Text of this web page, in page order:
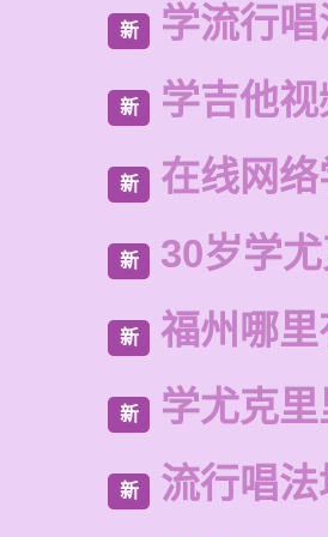
新 学流行
新 学吉他
新 在线网
新 30岁学
新 福州哪
新 学尤克
新 流行唱